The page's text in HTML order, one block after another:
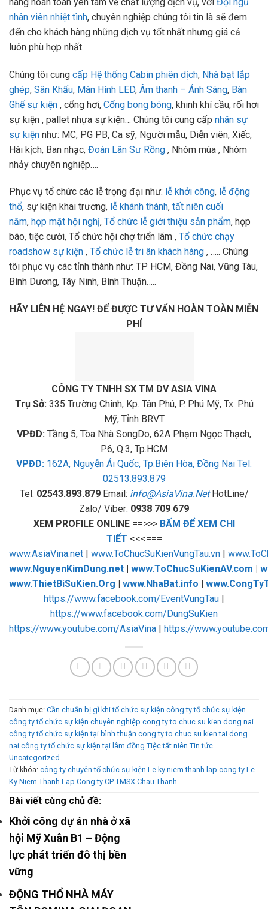
nhân viên nhiệt tình, chuyên nghiệp chúng tôi tin là sẽ đem
đến cho khách hàng những dịch vụ tốt nhất nhưng giá cả
luôn phù hợp nhất.
Chúng tôi cung cấp Hệ thống Cabin phiên dịch, Nhà bạt lắp
ghép, Sân Khấu, Màn Hình LED, Âm thanh – Ánh Sáng, Bàn
Ghế sự kiện , cổng hơi, Cổng bong bóng, khinh khí cầu, rối hơi
sự kiện , pallet nhựa sự kiện… Chúng tôi cung cấp nhân sự
sự kiện như: MC, PG PB, Ca sỹ, Người mẫu, Diễn viên, Xiếc,
Hài kịch, Ban nhạc, Đoàn Lân Sư Rồng , Nhóm múa , Nhóm
nhảy chuyên nghiệp….
Phục vụ tổ chức các lễ trọng đại như: lễ khởi công, lễ động
thổ, sự kiện khai trương, lễ khánh thành, tất niên cuối
năm, họp mặt hội nghị, Tổ chức lễ giới thiệu sản phẩm, họp
báo, tiệc cưới, Tổ chức hội chợ triển lãm , Tổ chức chạy
roadshow sự kiện , Tổ chức lễ tri ân khách hàng , ….. Chúng
tôi phục vụ các tỉnh thành như: TP HCM, Đồng Nai, Vũng Tàu,
Bình Dương, Tây Ninh, Bình Thuận…..
HÃY LIÊN HỆ NGAY! ĐỂ ĐƯỢC TƯ VẤN HOÀN TOÀN MIỄN
PHÍ
CÔNG TY TNHH SX TM DV ASIA VINA
Trụ Sở: 335 Trường Chinh, Kp. Tân Phú, P. Phú Mỹ, Tx. Phú
Mỹ, Tỉnh BRVT
VPĐD: Tầng 5, Tòa Nhà SongDo, 62A Phạm Ngọc Thạch,
P.6, Q.3, Tp.HCM
VPĐD: 162A, Nguyễn Ái Quốc, Tp.Biên Hòa, Đồng Nai Tel:
02513.893.879
Tel: 02543.893.879Email: info@AsiaVina.NetHotLine/
Zalo/ Viber: 0938 709 679
XEM PROFILE ONLINE ==>>> BẤM ĐỂ XEM CHI
TIẾT <<<===
www.AsiaVina.net | www.ToChucSuKienVungTau.vn |
www.NguyenKimDung.net | www.ToChucSuKienAV.com |
www.ThietBiSuKien.Org | www.NhaBat.info |
https://www.facebook.com/EventVungTau |
https://www.facebook.com/DungSuKien
https://www.youtube.com/AsiaVina | https://
Danh mục: Cần chuẩn bị gì khi tổ chức sự kiện công ty tổ chức sự kiện
công ty tổ chức sự kiện chuyên nghiệp cong ty to chuc su kien dong nai
công ty tổ chức sự kiện tại bình thuận cong ty to chuc su kien tai dong
nai công ty tổ chức sự kiện tại lâm đồng Tiệc tất niên Tin tức
Uncategorized
Từ khóa: công ty chuyên tổ chức sự kiện Le ky niem thanh lap cong ty Le
Ky Niem Thanh Lap Cong ty CP TMSX Chau Thanh
Bài viết cùng chủ đề:
Khởi công dự án nhà ở xã
hội Mỹ Xuân B1 – Động
lực phát triển đô thị bền
vững
ĐỘNG THỔ NHÀ MÁY